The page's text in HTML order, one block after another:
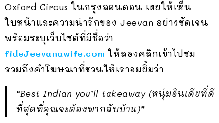
Oxford Circus ในกรุงลอนดอน เผยให้เห็น
ใบหน้าและความน่ารักของ Jeevan อย่างชัดเจน
พร้อมระบุเว็บไซต์ที่มีชื่อว่า
fideJeevanawife.com ให้ลองคลิกเข้าไปชม
รวมถึงคำโฆษณาที่ชวนให้เราอมยิ้มว่า
“Best Indian you’ll takeaway (หนุ่มอินเดียที่ดี
ที่สุดที่คุณจะต้องพากลับบ้าน)”